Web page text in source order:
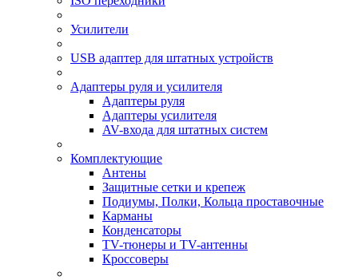
Усилители
USB адаптер для штатных устройств
Адаптеры руля и усилителя
Адаптеры руля
Адаптеры усилителя
AV-входа для штатных систем
Комплектующие
Антены
Защитные сетки и крепеж
Подиумы, Полки, Кольца проставочные
Карманы
Конденсаторы
TV-тюнеры и TV-антенны
Кроссоверы